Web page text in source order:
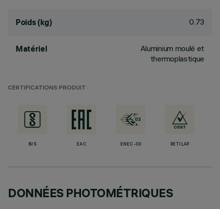
Poids (kg) 0.73
Matériel
Aluminium moulé et
thermoplastique
CERTIFICATIONS PRODUIT
BIS EAC ENEC-03 RETILAP
DONNÉES PHOTOMÉTRIQUES